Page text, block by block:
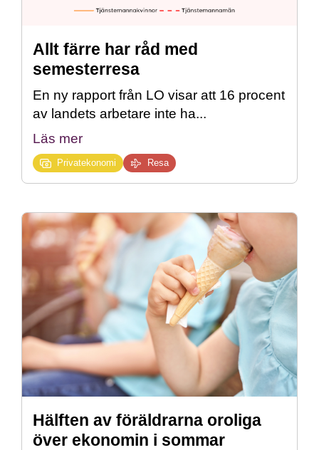
Allt färre har råd med
semesterresa
En ny rapport från LO visar att 16 procent
av landets arbetare inte ha...
Läs mer
Privatekonomi Resa
Hälften av föräldrarna oroliga
över ekonomin i sommar